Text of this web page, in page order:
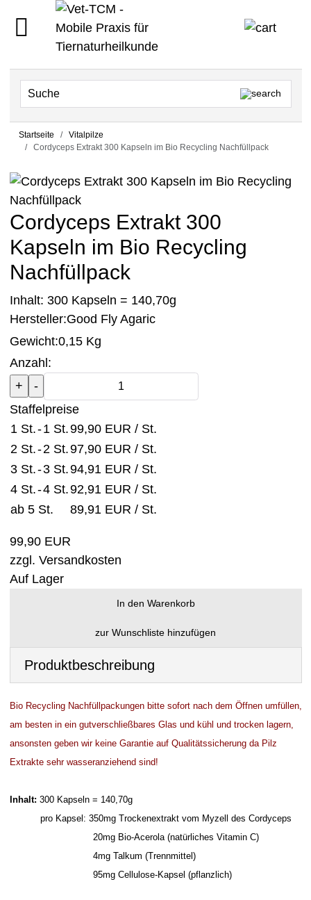
Startseite
Vitalpilze
Cordyceps Extrakt 300 Kapseln im Bio Recycling Nachfüllpack
Cordyceps Extrakt 300
Kapseln im Bio Recycling
Nachfüllpack
Inhalt: 300 Kapseln = 140,70g
Hersteller:Good Fly Agaric
Gewicht:0,15 Kg
Anzahl:
Staffelpreise
1 St.-1 St.99,90 EUR / St.
2 St.-2 St.97,90 EUR / St.
3 St.-3 St.94,91 EUR / St.
4 St.-4 St.92,91 EUR / St.
ab 5 St.
89,91 EUR / St.
99,90 EUR
zzgl. Versandkosten
Auf Lager
Produktbeschreibung
Bio Recycling Nachfüllpackungen bitte sofort nach dem Öffnen umfüllen,
am besten in ein gutverschließbares Glas und kühl und trocken lagern,
ansonsten geben wir keine Garantie auf Qualitätssicherung da Pilz
Extrakte sehr wasseranziehend sind!
Inhalt: 300 Kapseln = 140,70g
pro Kapsel: 350mg Trockenextrakt vom Myzell des Cordyceps
20mg Bio-Acerola (natürliches Vitamin C)
4mg Talkum (Trennmittel)
95mg Cellulose-Kapsel (pflanzlich)